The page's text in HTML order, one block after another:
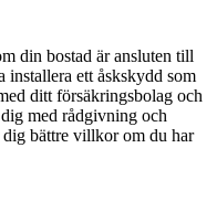
din bostad är ansluten till
ett åskskydd som
ditt försäkringsbolag och
med rådgivning och
bättre villkor om du har